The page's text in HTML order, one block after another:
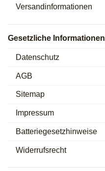
Versandinformationen
Gesetzliche Informationen
Datenschutz
AGB
Sitemap
Impressum
Batteriegesetzhinweise
Widerrufsrecht